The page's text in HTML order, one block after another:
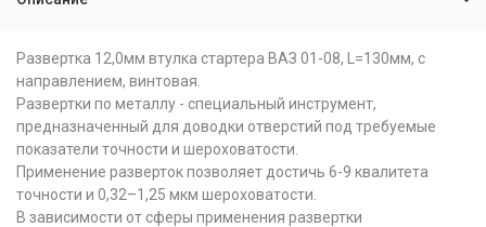
Развертка 12,0мм втулка стартера ВАЗ 01-08, L=130мм, с
направлением, винтовая.
Развертки по металлу - специальный инструмент,
предназначенный для доводки отверстий под требуемые
показатели точности и шероховатости.
Применение разверток позволяет достичь 6-9 квалитета
точности и 0,32–1,25 мкм шероховатости.
В зависимости от сферы применения развертки